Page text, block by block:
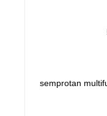
semprotan